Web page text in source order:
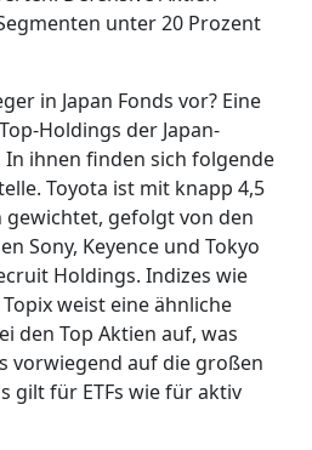
unter 20 Prozent
in Japan Fonds vor? Eine
Holdings der Japan-
ihnen finden sich folgende
Toyota ist mit knapp 4,5
gewichtet, gefolgt von den
Sony, Keyence und Tokyo
Holdings. Indizes wie
weist eine ähnliche
den Top Aktien auf, was
vorwiegend auf die großen
gilt für ETFs wie für aktiv